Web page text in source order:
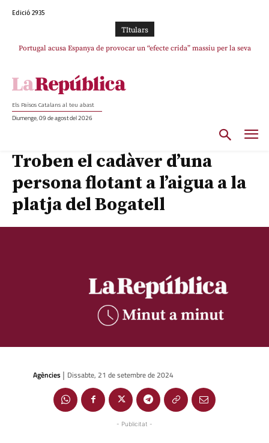
Edició 2935
TItulars
Portugal acusa Espanya de provocar un “efecte crida” massiu per la seva
Els Països Catalans al teu abast
Diumenge, 09 de agost del 2026
Troben el cadàver d’una
persona flotant a l’aigua a la
platja del Bogatell
Agències | Dissabte, 21 de setembre de 2024
- Publicitat -